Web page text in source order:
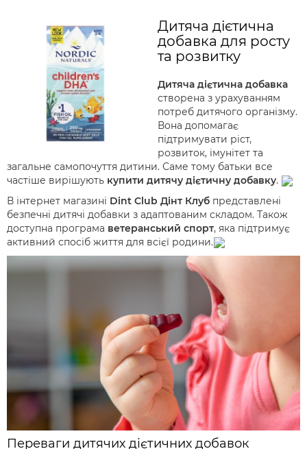
Дитяча дієтична
добавка для росту
та розвитку
Дитяча дієтична добавка
створена з урахуванням
потреб дитячого організму.
Вона допомагає
підтримувати ріст,
розвиток, імунітет та
загальне самопочуття дитини. Саме тому батьки все
частіше вирішують купити дитячу дієтичну добавку.
В інтернет магазині Dint Club Дінт Клуб представлені
безпечні дитячі добавки з адаптованим складом. Також
доступна програма ветеранський спорт, яка підтримує
активний спосіб життя для всієї родини.
Переваги дитячих дієтичних добавок